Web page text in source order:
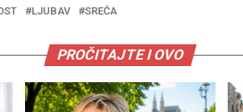
LJUBAV SREĆA
PROČITAJTE I OVO